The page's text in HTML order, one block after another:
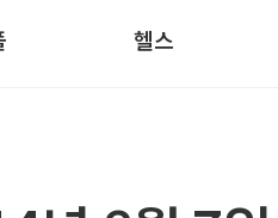
헬스